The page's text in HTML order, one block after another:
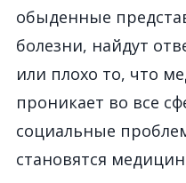
обыденные
болезни, найдут
или плохо то, что
проникает во все
социальные
становятся